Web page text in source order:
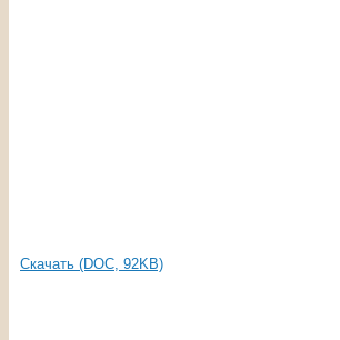
Скачать (DOC, 92KB)